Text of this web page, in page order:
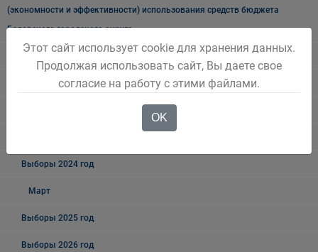
(экономности и эффективности) использования средств бюджета
Беловского городского округа
Выборы - 2019
Выборы 2024 год
Март
Выборы 2025 год
Выборы 2026 год
Этот сайт использует cookie для хранения данных.
Продолжая использовать сайт, Вы даете свое
согласие на работу с этими файлами.
OK